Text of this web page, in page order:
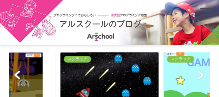
スクラッチ スクラッチ